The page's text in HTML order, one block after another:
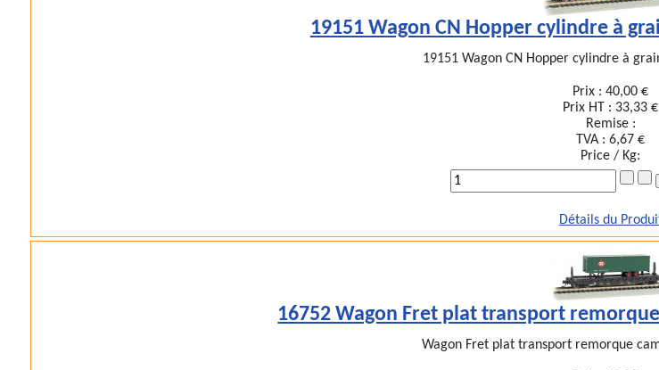
19151 Wagon CN Hopper cylindre à
19151 Wagon CN Hopper cylindre à
Prix :40,00 €
Prix HT : 33,33 €
Remise :
TVA :6,67 €
Price / Kg:
Détails du
16752 Wagon Fret plat transport
Wagon Fret plat transport remorque